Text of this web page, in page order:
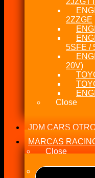
2ZZGE
5SFE /
20V)
Close
JDM CARS
MARCAS
Close